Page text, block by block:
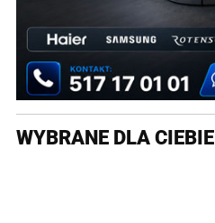
WYBRANE DLA CIEBIE